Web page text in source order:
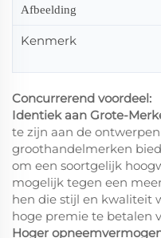
Afbeelding
Kenmerk
Concurrerend voordeel:
Identiek aan Grote-
te zijn aan de
groothandelmerken
om een soortgelijk
mogelijk tegen een
hen die stijl en kwaliteit
hoge premie te betalen
Hoger